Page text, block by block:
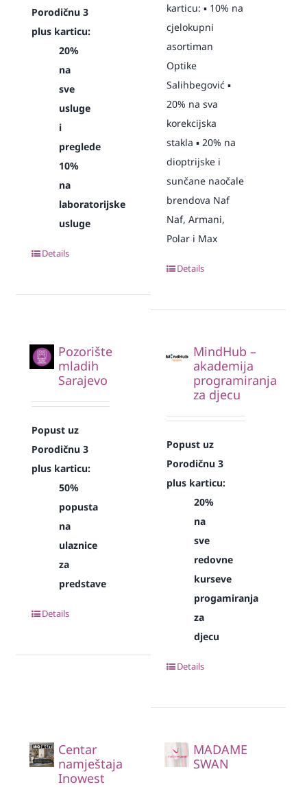
Porodičnu 3
plus karticu:
20%
na
sve
usluge
i
preglede
10%
na
laboratorijske
usluge
Details
karticu: ▪️ 10% na
cjelokupni
asortiman
Optike
Salihbegović ▪️
20% na sva
korekcijska
stakla ▪️ 20% na
dioptrijske i
sunčane naočale
brendova Naf
Naf, Armani,
Polar i Max
Details
Pozorište
mladih
Sarajevo
Popust uz
Porodičnu 3
plus karticu:
50%
popusta
na
ulaznice
za
predstave
Details
MindHub –
akademija
programiranja
za djecu
Popust uz
Porodičnu 3
plus karticu:
20%
na
sve
redovne
kurseve
progamiranja
za
djecu
Details
Centar
namještaja
Inowest
MADAME
SWAN